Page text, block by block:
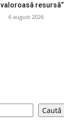
valoroasă resursă”
6 august 2026
Caută